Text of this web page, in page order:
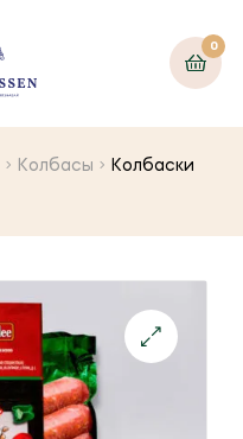
0
Колбасы
Колбаски